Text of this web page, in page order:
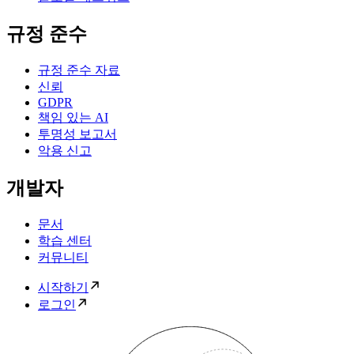
규정 준수
규정 준수 자료
신뢰
GDPR
책임 있는 AI
투명성 보고서
악용 신고
개발자
문서
학습 센터
커뮤니티
시작하기
로그인